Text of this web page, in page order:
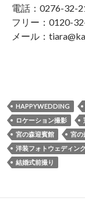
電話：0276-32-
フリー：0120-
メール：
HAPPYWEDDING
ロケーション撮影
宮の森迎賓館
宮の
洋装フォトウェディン
結婚式前撮り